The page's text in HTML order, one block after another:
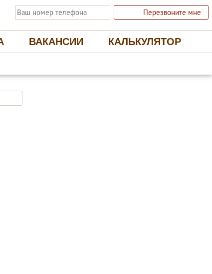
Перезвоните мне
ВАКАНСИИ
КАЛЬКУЛЯТОР
НАТЯЖНЫЕ ПОТОЛКИ